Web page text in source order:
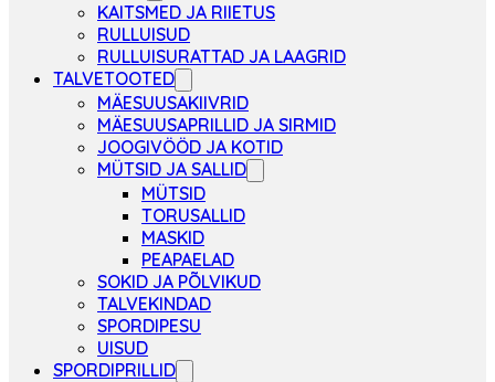
KAITSMED JA RIIETUS
RULLUISUD
RULLUISURATTAD JA LAAGRID
TALVETOOTED
MÄESUUSAKIIVRID
MÄESUUSAPRILLID JA SIRMID
JOOGIVÖÖD JA KOTID
MÜTSID JA SALLID
MÜTSID
TORUSALLID
MASKID
PEAPAELAD
SOKID JA PÕLVIKUD
TALVEKINDAD
SPORDIPESU
UISUD
SPORDIPRILLID